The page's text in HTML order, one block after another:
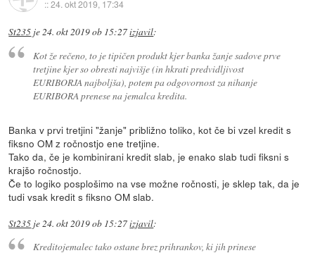
::24. okt 2019, 17:34
St235 je24. okt 2019 ob 15:27izjavil:
Kot že rečeno, to je tipičen produkt kjer banka žanje sadove prve
tretjine kjer so obresti najvišje (in hkrati predvidljivost
EURIBORJA najboljša), potem pa odgovornost za nihanje
EURIBORA prenese na jemalca kredita.
Banka v prvi tretjini "žanje" približno toliko, kot če bi vzel kredit s
fiksno OM z ročnostjo ene tretjine.
Tako da, če je kombinirani kredit slab, je enako slab tudi fiksni s
krajšo ročnostjo.
Če to logiko posplošimo na vse možne ročnosti, je sklep tak, da je
tudi vsak kredit s fiksno OM slab.
St235 je24. okt 2019 ob 15:27izjavil:
Kreditojemalec tako ostane brez prihrankov, ki jih prinese